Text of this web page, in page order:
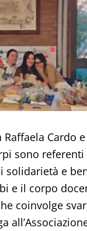
Raffaela Cardo
sono
solidarietà e
e il corpo
coinvolge